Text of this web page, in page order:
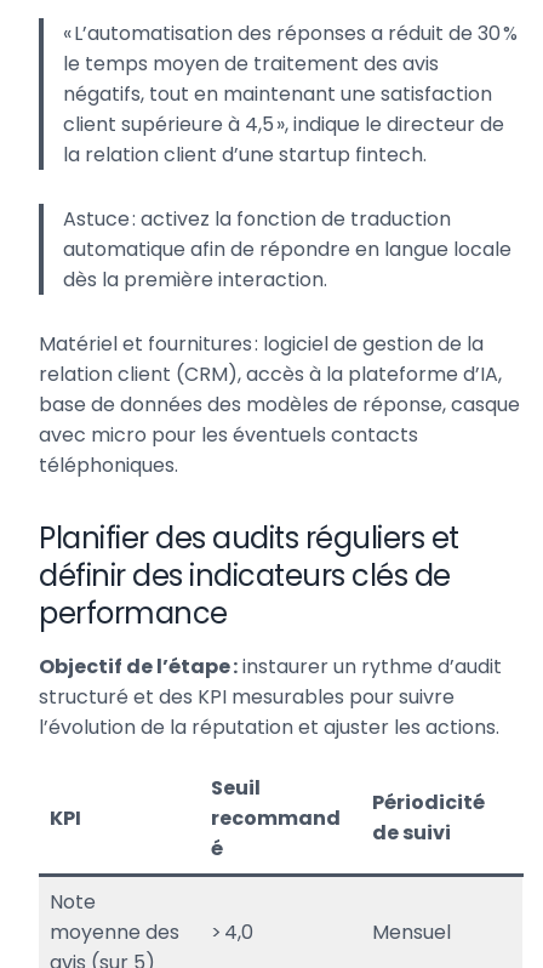
« L’automatisation des réponses a réduit de 30 %
le temps moyen de traitement des avis
négatifs, tout en maintenant une satisfaction
client supérieure à 4,5 », indique le directeur de
la relation client d’une startup fintech.
Astuce : activez la fonction de traduction
automatique afin de répondre en langue locale
dès la première interaction.
Matériel et fournitures : logiciel de gestion de la
relation client (CRM), accès à la plateforme d’IA,
base de données des modèles de réponse, casque
avec micro pour les éventuels contacts
téléphoniques.
Planifier des audits réguliers et
définir des indicateurs clés de
performance
Objectif de l’étape :instaurer un rythme d’audit
structuré et des KPI mesurables pour suivre
l’évolution de la réputation et ajuster les actions.
KPI
Seuil
recommand
é
Périodicité
de suivi
Note
moyenne des
> 4,0 Mensuel